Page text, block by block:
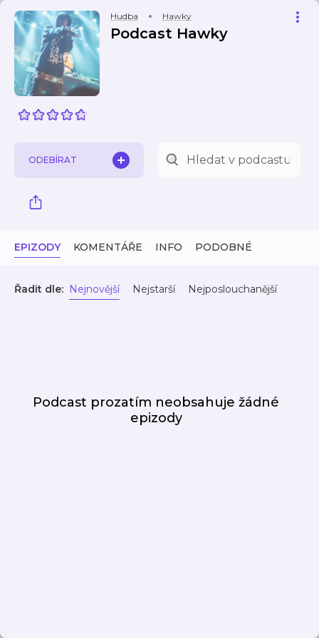
Hudba Hawky
Podcast Hawky
ODEBÍRAT
EPIZODY KOMENTÁŘE INFO PODOBNÉ
Řadit dle: Nejnovější Nejstarší Nejposlouchanější
Podcast prozatím neobsahuje žádné
epizody